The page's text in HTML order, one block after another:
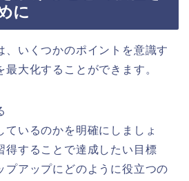
に
、いくつかのポイントを意識す
大化することができます。
ているのかを明確にしましょ
得することで達成したい目標
プアップにどのように役立つの